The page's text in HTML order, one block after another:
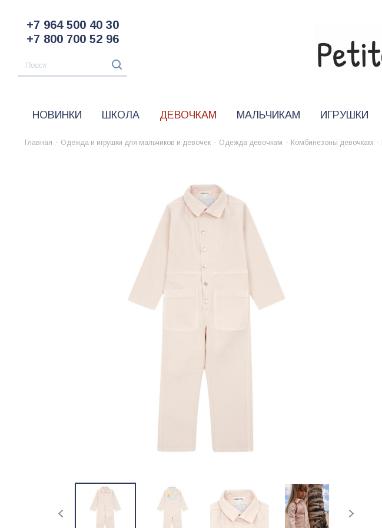
+7 964 500 40 30
+7 800 700 52 96
НОВИНКИ ШКОЛА ДЕВОЧКАМ МАЛЬЧИКАМ ИГРУШКИ
Главная - Одежда и игрушки для мальчиков и девочек - Одежда девочкам - Комбинезоны девочкам -